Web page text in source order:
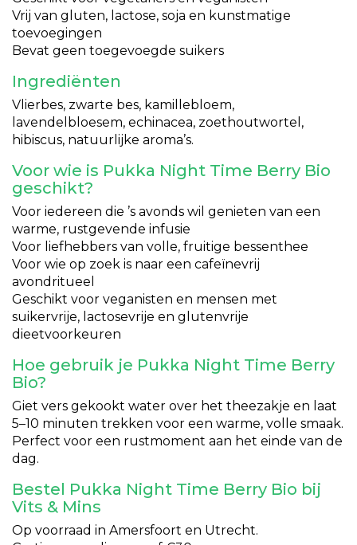
Vrij van gluten, lactose, soja en kunstmatige
toevoegingen
Bevat geen toegevoegde suikers
Ingrediënten
Vlierbes, zwarte bes, kamillebloem,
lavendelbloesem, echinacea, zoethoutwortel,
hibiscus, natuurlijke aroma’s.
Voor wie is Pukka Night Time Berry Bio
geschikt?
Voor iedereen die ’s avonds wil genieten van een
warme, rustgevende infusie
Voor liefhebbers van volle, fruitige bessenthee
Voor wie op zoek is naar een cafeïnevrij
avondritueel
Geschikt voor veganisten en mensen met
suikervrije, lactosevrije en glutenvrije
dieetvoorkeuren
Hoe gebruik je Pukka Night Time Berry
Bio?
Giet vers gekookt water over het theezakje en laat
5–10 minuten trekken voor een warme, volle smaak.
Perfect voor een rustmoment aan het einde van de
dag.
Bestel Pukka Night Time Berry Bio bij
Vits & Mins
Op voorraad in Amersfoort en Utrecht.